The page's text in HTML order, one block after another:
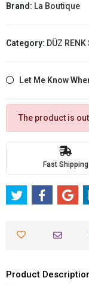
Brand: La Boutique
Category: DÜZ RENK
Let Me Know
The product is
Fast Shipping
Product